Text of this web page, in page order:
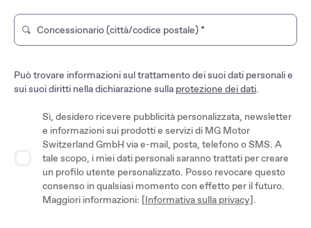
Digita per cercare un negozio del marchio. Usa i tasti
Concessionario (città/codice postale)*
Può trovare informazioni sul trattamento dei suoi dati personali e
sui suoi diritti nella dichiarazione sulla protezione dei dati
Sì, desidero ricevere pubblicità personalizzata, newsletter
e informazioni sui prodotti e servizi di MG Motor
Switzerland GmbH via e-mail, posta, telefono o SMS. A
tale scopo, i miei dati personali saranno trattati per creare
un profilo utente personalizzato. Posso revocare questo
consenso in qualsiasi momento con effetto per il futuro.
Maggiori informazioni: [Informativa sulla privacy]